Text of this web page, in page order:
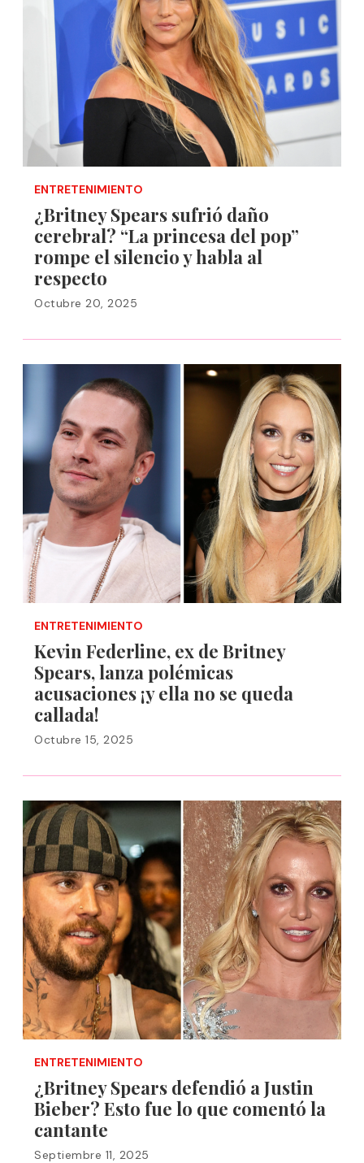
ENTRETENIMIENTO
¿Britney Spears sufrió daño
cerebral? “La princesa del pop”
rompe el silencio y habla al
respecto
Octubre 20, 2025
ENTRETENIMIENTO
Kevin Federline, ex de Britney
Spears, lanza polémicas
acusaciones ¡y ella no se queda
callada!
Octubre 15, 2025
ENTRETENIMIENTO
¿Britney Spears defendió a Justin
Bieber? Esto fue lo que comentó la
cantante
Septiembre 11, 2025